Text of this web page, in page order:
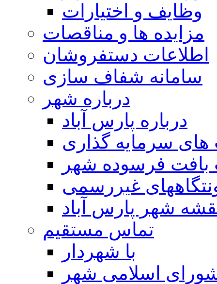
وظایف و اختیارات
مزایده ها و مناقصات
اطلاعات دستفروشان
سامانه شفاف سازی
درباره شهر
درباره پارس آباد
سرمایه گذاری
بافت فرسوده شهر
غیررسمی
شهر پارس آباد
تماس مستقیم
با شهردار
اسلامی شهر